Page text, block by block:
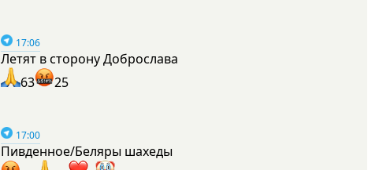
17:06
Летят в сторону Доброслава
63
25
17:00
Пивденное/Беляры шахеды